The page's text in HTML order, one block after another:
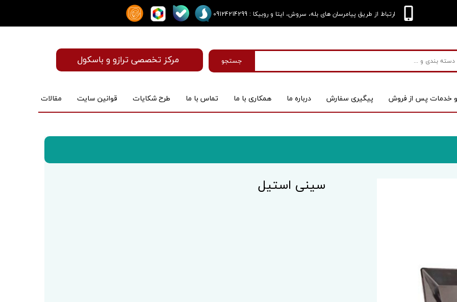
ارتباط از طریق پیامرسان های بله، سروش، ایتا و روبیکا : 09124214299
جستجو مرکز تخصصی ترازو و باسکول
و خدمات پس از فروش پیگیری سفارش درباره‌ ما همکاری با ما تماس با ما طرح شکایات قوانین سایت مقالات
سینی استیل